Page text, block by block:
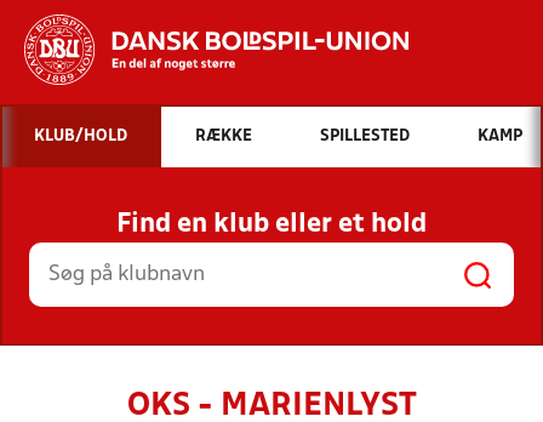
Hvad vil du søge efter?
INDHOLD OG NYHEDER
STILLINGER, RESULTATER, KLUBBER OG
HOLD
KLUB/HOLD RÆKKE SPILLESTED KAMP
Find en klub eller et hold
OKS - MARIENLYST